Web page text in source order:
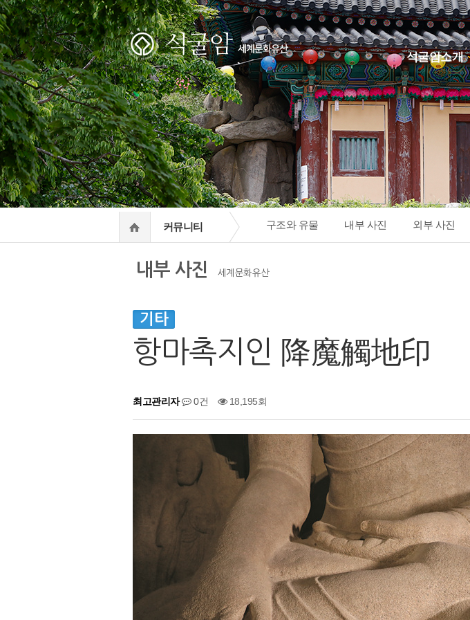
석굴암소개
하위분류
하위분류
하위분류
커뮤니티 구조와 유물 내부 사진 외부 사진
내부 사진 세계문화유산
기타
항마촉지인 降魔觸地印
최고관리자 0건 18,195회